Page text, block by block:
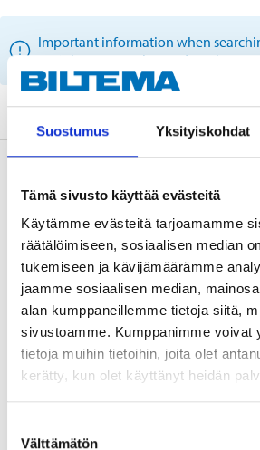
Suostumus Yksityiskohdat
Tämä sivusto käyttää evästeitä
Käytämme evästeitä tarjoamamme
räätälöimiseen, sosiaalisen median
tukemiseen ja kävijämäärämme
jaamme sosiaalisen median,
alan kumppaneillemme tietoja siitä,
sivustoamme. Kumppanimme voivat
tietoja muihin tietoihin, joita olet
kerätty, kun olet käyttänyt heidän
valinta
Välttämätön
Important information when
parts by reg. number and service
With integrated ABS sensor.
Technical specifications